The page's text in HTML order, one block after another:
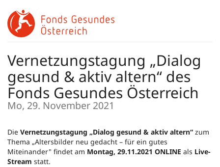
Zum
Haupt-
Inhalt
springen
Vernetzungstagung „Dialog
gesund & aktiv altern“ des
Fonds Gesundes Österreich
Mo, 29. November 2021
Die Vernetzungstagung „Dialog gesund & aktiv altern“ zum
Thema „Altersbilder neu gedacht – für ein gutes
Miteinander" findet am Montag, 29.11.2021 ONLINE als Live-
Stream statt.